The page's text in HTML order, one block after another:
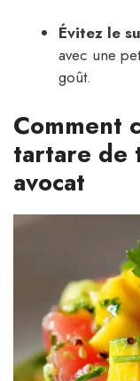
Évitez le
avec une
goût.
Comment
tartare de
avocat